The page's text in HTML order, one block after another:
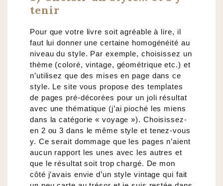
tenir
Pour que votre livre soit agréable à lire, il
faut lui donner une certaine homogénéité au
niveau du style. Par exemple, choisissez un
thème (coloré, vintage, géométrique etc.) et
n’utilisez que des mises en page dans ce
style. Le site vous propose des templates
de pages pré-décorées pour un joli résultat
avec une thématique (j’ai pioché les miens
dans la catégorie « voyage »). Choisissez-
en 2 ou 3 dans le même style et tenez-vous
y. Ce serait dommage que les pages n’aient
aucun rapport les unes avec les autres et
que le résultat soit trop chargé. De mon
côté j’avais envie d’un style vintage qui fait